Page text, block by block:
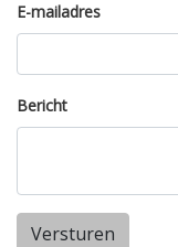
E-mailadres
Bericht
Versturen